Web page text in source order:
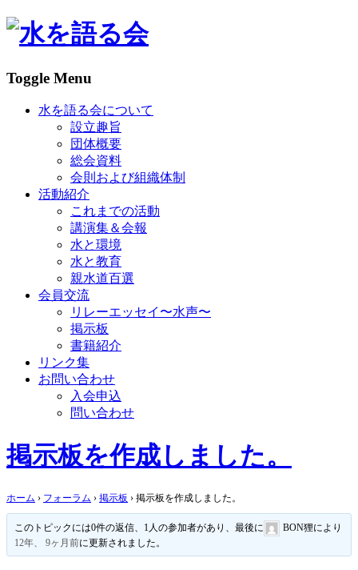
Toggle Menu
水を語る会について
設立趣旨
団体概要
総会資料
会則および組織体制
活動紹介
これまでの活動
講演集＆会報
水と環境
水と教育
親水道百選
会員交流
リレーエッセイ〜水声〜
掲示板
書籍紹介
リンク集
お問い合わせ
入会申込
問い合わせ
掲示板を作成しました。
ホーム › フォーラム › 掲示板 › 掲示板を作成しました。
このトピックには0件の返信、1人の参加者があり、最後に BON狸により
12年、 9ヶ月前に更新されました。